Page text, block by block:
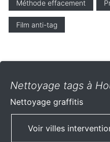
Méthode effacement
Film anti-tag
Nettoyage tags à
Nettoyage graffitis
Voir villes